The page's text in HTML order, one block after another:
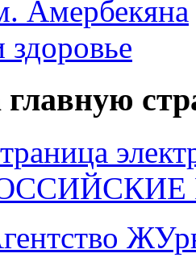
здоровье
главную